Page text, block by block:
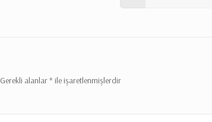
Gerekli alanlar* ile işaretlenmişlerdir